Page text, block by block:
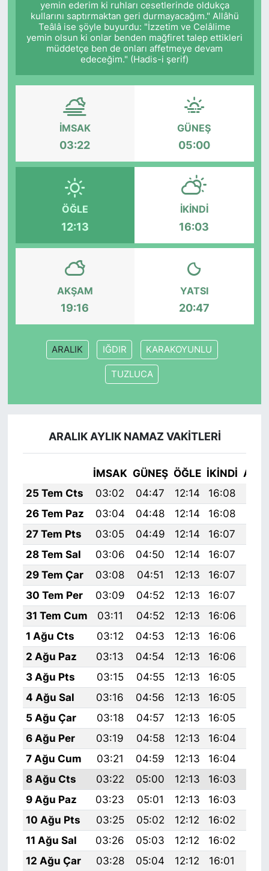
yemin ederim ki ruhları cesetlerinde oldukça
kullarını saptırmaktan geri durmayacağım." Allâhü
Teâlâ ise şöyle buyurdu: "İzzetim ve Celâlime
yemin olsun ki onlar benden mağfiret talep ettikleri
müddetçe ben de onları affetmeye devam
edeceğim." (Hadis-i şerif)
İMSAK
03:22
GÜNEŞ
05:00
ÖĞLE
12:13
İKINDI
16:03
AKŞAM
19:16
YATSI
20:47
ARALIK IĞDIR KARAKOYUNLU
TUZLUCA
ARALIK AYLIK NAMAZ VAKITLERI
İMSAK GÜNEŞ ÖĞLE İKINDI
25 Tem Cts
03:02 04:47 12:14 16:08
26 Tem Paz
03:04 04:48 12:14 16:08
27 Tem Pts
03:05 04:49 12:14 16:07
28 Tem Sal
03:06 04:50 12:14 16:07
29 Tem Çar
03:08 04:51 12:13 16:07
30 Tem Per
03:09 04:52 12:13 16:07
31 Tem Cum
03:11 04:52 12:13 16:06
1 Ağu Cts
03:12 04:53 12:13 16:06
2 Ağu Paz
03:13 04:54 12:13 16:06
3 Ağu Pts
03:15 04:55 12:13 16:05
4 Ağu Sal
03:16 04:56 12:13 16:05
5 Ağu Çar
03:18 04:57 12:13 16:05
6 Ağu Per
03:19 04:58 12:13 16:04
7 Ağu Cum
03:21 04:59 12:13 16:04
8 Ağu Cts
03:22 05:00 12:13 16:03
9 Ağu Paz
03:23 05:01 12:13 16:03
10 Ağu Pts
03:25 05:02 12:12 16:02
11 Ağu Sal
03:26 05:03 12:12 16:02
12 Ağu Çar
03:28 05:04 12:12 16:01
Siyaset
YEREL HABER
Haberde insan
Tanıtım